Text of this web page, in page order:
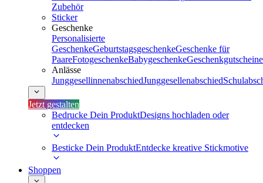
Zubehör
Sticker
Geschenke
Personalisierte
GeschenkeGeburtstagsgeschenkeGeschenke für
PaareFotogeschenkeBabygeschenkeGeschenkgutscheine
Anlässe
JunggesellinnenabschiedJunggesellenabschied
Jetzt gestalten
Bedrucke Dein ProduktDesigns hochladen oder
entdecken
Besticke Dein ProduktEntdecke kreative Stickmotive
Shoppen